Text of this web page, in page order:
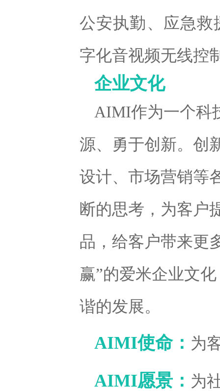
公安执勤、应急救
字化音视频无线控
企业文化
AIMI作为一个科
源、勇于创新。创
设计、市场营销等
断的思考，为客户
品，给客户带来更
赢”的爱米企业文
谐的发展。
AIMI使命： 为
AIMI愿景： 为